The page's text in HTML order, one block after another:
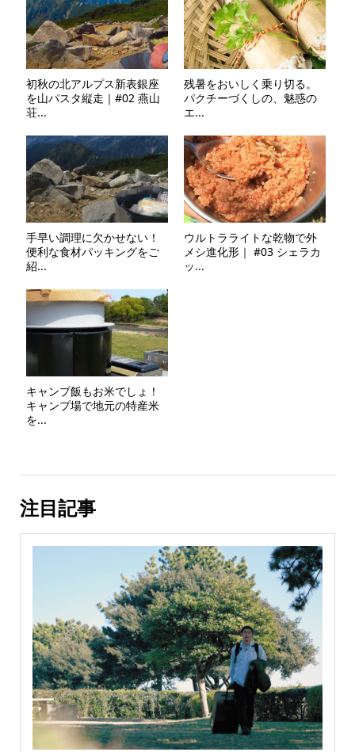
初秋の北アルプス新表銀座
を山パスタ縦走｜#02 燕山
荘...
残暑をおいしく乗り切る。
パクチーづくしの、魅惑の
エ...
手早い調理に欠かせない！
便利な食材パッキングをご
紹...
ウルトラライトな乾物で外
メシ進化形｜ #03 シェラカ
ッ...
キャンプ飯もお米でしょ！
キャンプ場で地元の特産米
を...
注目記事